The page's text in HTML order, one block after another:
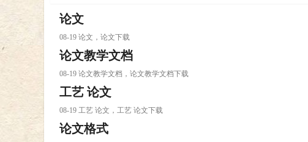
论文
08-19 论文，论文下载
论文教学文档
08-19 论文教学文档，论文教学文档下载
工艺 论文
08-19 工艺 论文，工艺 论文下载
论文格式